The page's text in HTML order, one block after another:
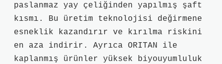
paslanmaz yay çeliğinden yapılmış şaft
kısmı. Bu üretim teknolojisi değirmene
esneklik kazandırır ve kırılma riskini
en aza indirir. Ayrıca ORITAN ile
kaplanmış ürünler yüksek biyouyumluluk